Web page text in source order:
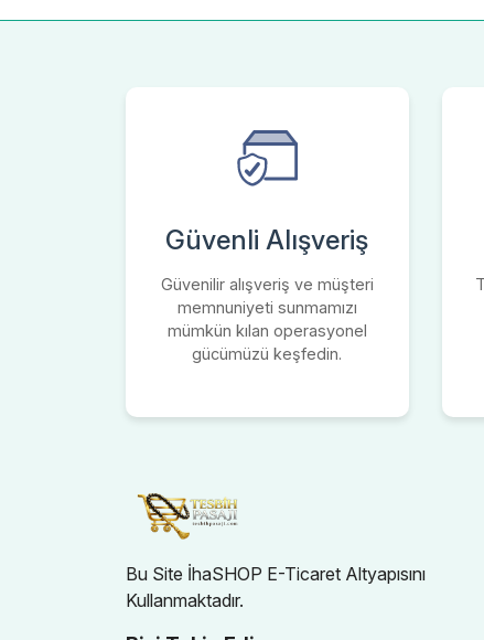
Güvenli Alışveriş
Güvenilir alışveriş ve müşteri
memnuniyeti sunmamızı
mümkün kılan operasyonel
gücümüzü keşfedin.
Bu Site İhaSHOP E-Ticaret Altyapısını
Kullanmaktadır.